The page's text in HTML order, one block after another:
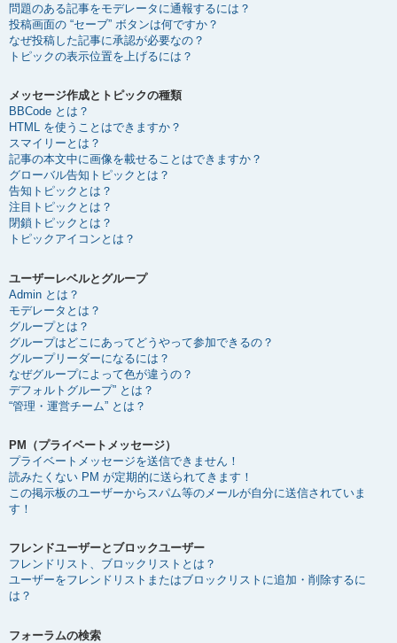
問題のある記事をモデレータに通報するには？
投稿画面の “セーブ” ボタンは何ですか？
なぜ投稿した記事に承認が必要なの？
トピックの表示位置を上げるには？
メッセージ作成とトピックの種類
BBCode とは？
HTML を使うことはできますか？
スマイリーとは？
記事の本文中に画像を載せることはできますか？
グローバル告知トピックとは？
告知トピックとは？
注目トピックとは？
閉鎖トピックとは？
トピックアイコンとは？
ユーザーレベルとグループ
Admin とは？
モデレータとは？
グループとは？
グループはどこにあってどうやって参加できるの？
グループリーダーになるには？
なぜグループによって色が違うの？
デフォルトグループ” とは？
“管理・運営チーム” とは？
PM（プライベートメッセージ）
プライベートメッセージを送信できません！
読みたくない PM が定期的に送られてきます！
この掲示板のユーザーからスパム等のメールが自分に送信されていま
す！
フレンドユーザーとブロックユーザー
フレンドリスト、ブロックリストとは？
ユーザーをフレンドリストまたはブロックリストに追加・削除するに
は？
フォーラムの検索